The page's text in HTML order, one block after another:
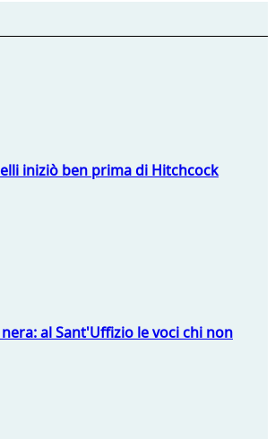
iniziò ben prima di Hitchcock
al Sant'Uffizio le voci chi non